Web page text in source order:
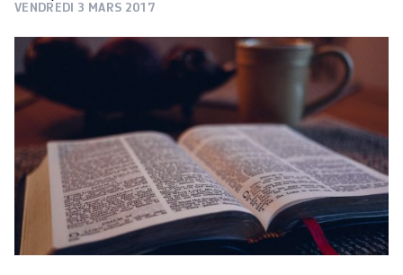
VENDREDI 3 MARS 2017